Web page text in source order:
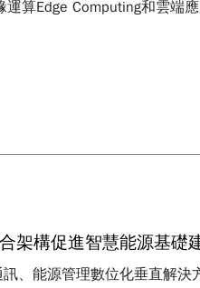
算Edge Computing和雲端
架構促進智慧能源基礎
、能源管理數位化垂直解